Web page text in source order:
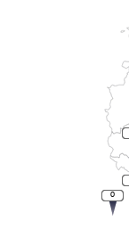
0